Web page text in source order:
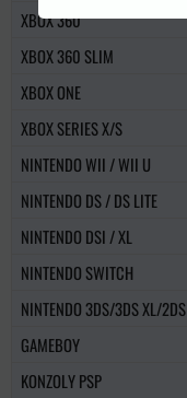
XBOX 360
XBOX 360 SLIM
XBOX ONE
XBOX SERIES X/S
NINTENDO WII / WII U
NINTENDO DS / DS LITE
NINTENDO DSI / XL
NINTENDO SWITCH
NINTENDO 3DS/3DS XL/2DS
GAMEBOY
KONZOLY PSP